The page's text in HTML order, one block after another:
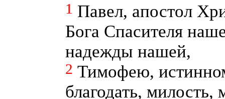
1 Павел, апостол
Бога Спасителя
надежды нашей,
2 Тимофею,
благодать,